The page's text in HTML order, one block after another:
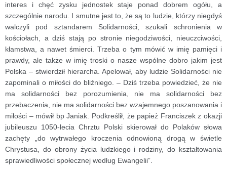
interes i chęć zysku jednostek staje ponad dobrem ogółu, a
szczególnie narodu. I smutne jest to, że są to ludzie, którzy niegdyś
walczyli pod sztandarem Solidarności, szukali schronienia w
kościołach, a dziś stają po stronie niegodziwości, nieuczciwości,
kłamstwa, a nawet śmierci. Trzeba o tym mówić w imię pamięci i
prawdy, ale także w imię troski o nasze wspólne dobro jakim jest
Polska – stwierdził hierarcha. Apelował, aby ludzie Solidarności nie
zapominali o miłości do bliźniego. – Dziś trzeba powiedzieć, że nie
ma solidarności bez porozumienia, nie ma solidarności bez
przebaczenia, nie ma solidarności bez wzajemnego poszanowania i
miłości – mówił bp Janiak.
Podkreślił, że papież Franciszek z okazji
jubileuszu 1050-lecia Chrztu Polski skierował do Polaków słowa
zachęty „do wytrwałego kroczenia odnowioną drogą w świetle
Chrystusa, do obrony życia ludzkiego i rodziny, do kształtowania
sprawiedliwości społecznej według Ewangelii”.